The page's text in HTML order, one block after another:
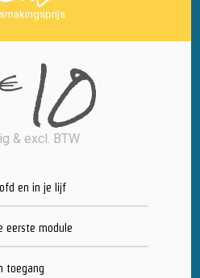
10
& excl. BTW
en in je lijf
eerste module
toegang